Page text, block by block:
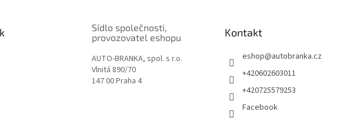
Sídlo společnosti,
provozovatel eshopu
AUTO-BRANKA, spol. s r.o.
Vlnitá 890/70
147 00 Praha 4
Kontakt
eshop@autobranka.cz
+420602603011
+420725579253
Facebook